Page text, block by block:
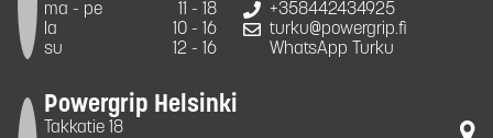
ma - pe
11 - 18
la
10 - 16
su
12 - 16
+358442434925
turku@powergrip.fi
WhatsApp Turku
Powergrip Helsinki
Takkatie 18